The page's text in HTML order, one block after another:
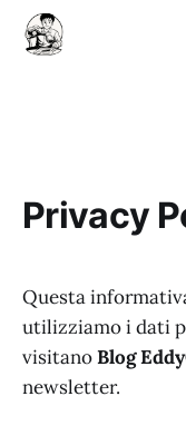
Privacy
Questa
utilizziamo i dati
visitanoBlog
newsletter.